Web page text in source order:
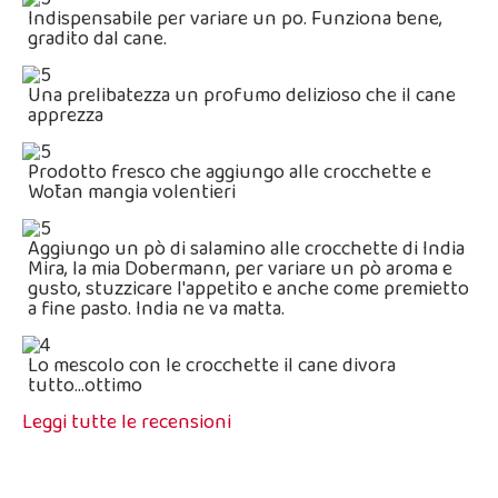
Indispensabile per variare un po. Funziona bene,
gradito dal cane.
Una prelibatezza un profumo delizioso che il cane
apprezza
Prodotto fresco che aggiungo alle crocchette e
Wōtan mangia volentieri
Aggiungo un pò di salamino alle crocchette di India
Mira, la mia Dobermann, per variare un pò aroma e
gusto, stuzzicare l'appetito e anche come premietto
a fine pasto. India ne va matta.
Lo mescolo con le crocchette il cane divora
tutto...ottimo
Leggi tutte le recensioni